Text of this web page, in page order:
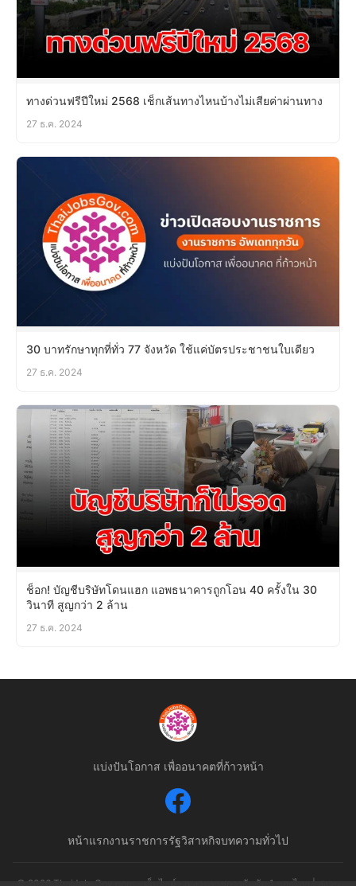
ทางด่วนฟรีปีใหม่ 2568 เช็กเส้นทางไหนบ้างไม่เสียค่าผ่านทาง
27 ธ.ค. 2024
30 บาทรักษาทุกที่ทั่ว 77 จังหวัด ใช้แค่บัตรประชาชนใบเดียว
27 ธ.ค. 2024
ช็อก! บัญชีบริษัทโดนแฮก แอพธนาคารถูกโอน 40 ครั้งใน 30
วินาที สูญกว่า 2 ล้าน
27 ธ.ค. 2024
แบ่งปันโอกาส เพื่ออนาคตที่ก้าวหน้า
หน้าแรกงานราชการรัฐวิสาหกิจบทความทั่วไป
© 2026 ThaiJobsGov.com - เว็บไซต์รวมงานราชการอันดับ 1 ของไทย | สงวน